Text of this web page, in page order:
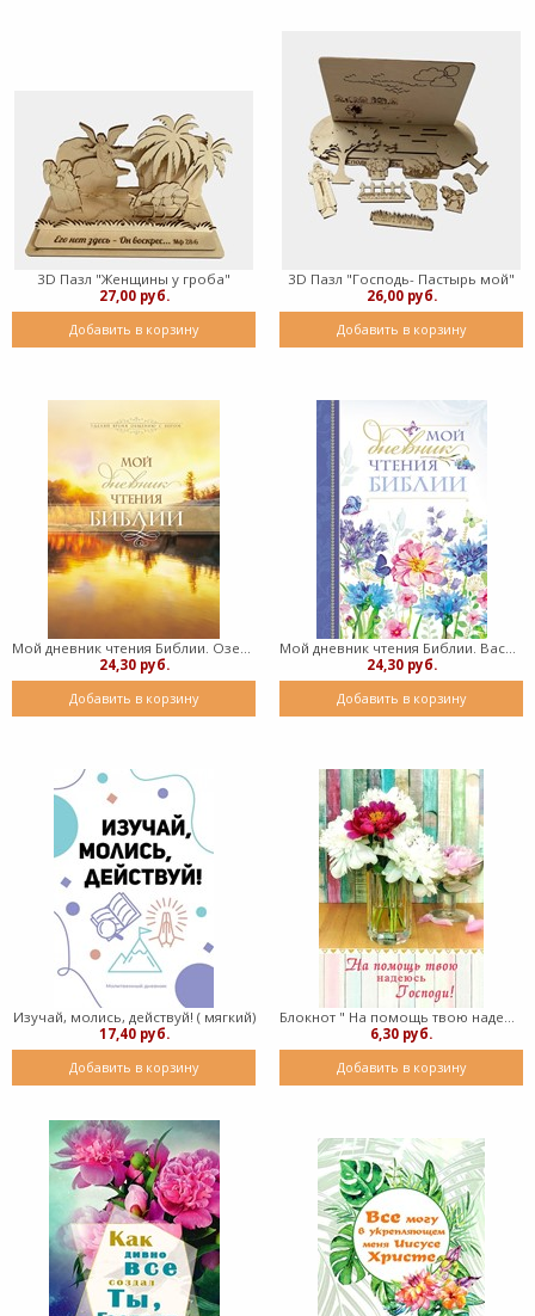
3D Пазл "Женщины у гроба"
27,00 руб.
Добавить в корзину
3D Пазл "Господь- Пастырь мой"
26,00 руб.
Добавить в корзину
24,30 руб.
Добавить в корзину
24,30 руб.
Добавить в корзину
Изучай, молись, действуй! ( мягкий)
17,40 руб.
Добавить в корзину
6,30 руб.
Добавить в корзину